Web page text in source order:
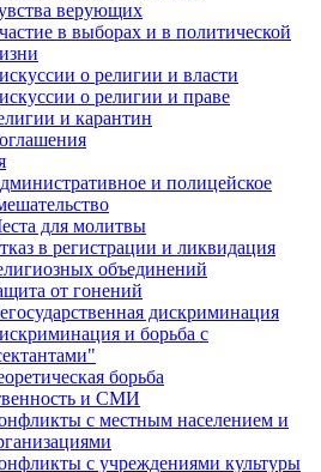
верующих
в выборах и в политической
о религии и власти
о религии и праве
и карантин
и полицейское
для молитвы
в регистрации и ликвидация
объединений
от гонений
дискриминация
и борьба с
борьба
и СМИ
с местным населением и
с учреждениями культуры